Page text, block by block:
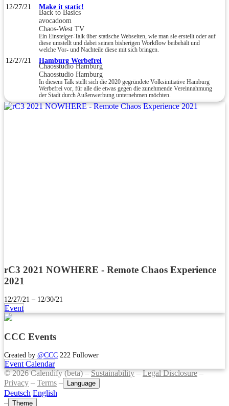
12/27/21 Make it static!
Back to Basics
avocadoom
Chaos-West TV
Ein Einsteiger-Talk über statische Webseiten, wie man sie erstellt oder auf
diese umstellt und dabei seinen bisherigen Workflow beibehält und
welche Vor- und Nachteile diese mit sich bringen.
12/27/21 Hamburg Werbefrei
Chaosstudio Hamburg
Chaosstudio Hamburg
In diesem Talk stellt sich die 2020 gegründete Volksinitiative Hamburg
Werbefrei vor, für alle die etwas gegen die zunehmende Vereinnahmung
der Stadt durch Außenwerbung unternehmen möchten.
rC3 2021 NOWHERE - Remote Chaos Experience
2021
12/27/21 – 12/30/21
Event
CCC Events
Created by @CCC 222 Follower
Event Calendar
© 2026 Calendify (beta) –Sustainability–Legal Disclosure–
Privacy – Terms – Language
Deutsch English
– Theme